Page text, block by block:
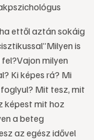
ettől aztán sokáig
is
milyen
Ki képes rá? Mi
Mit tesz, mit
képest mit hoz
a beteg
az egész idővel